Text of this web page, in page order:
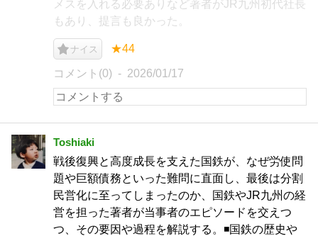
メスを入れる必要ありなど著者がJR九州初代社長
もあり、提言も良かった。
ナイス ★44
コメント(0) 2026/01/17
Toshiaki
戦後復興と高度成長を支えた国鉄が、なぜ労使問
題や巨額債務といった難問に直面し、最後は分割
民営化に至ってしまったのか、国鉄やJR九州の経
営を担った著者が当事者のエピソードを交えつ
つ、その要因や過程を解説する。◾️国鉄の歴史や